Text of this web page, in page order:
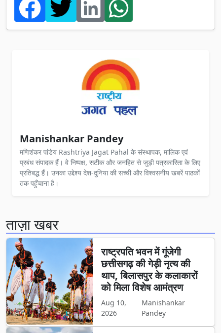
Manishankar Pandey
मणिशंकर पांडेय Rashtriya Jagat Pahal के संस्थापक, मालिक एवं
प्रबंध संपादक हैं। वे निष्पक्ष, सटीक और जनहित से जुड़ी पत्रकारिता के लिए
प्रतिबद्ध हैं। उनका उद्देश्य देश-दुनिया की सच्ची और विश्वसनीय खबरें पाठकों
तक पहुँचाना है।
ताज़ा खबर
राष्ट्रपति भवन में गूंजेगी
छत्तीसगढ़ की गेड़ी नृत्य की
थाप, बिलासपुर के कलाकारों
को मिला विशेष आमंत्रण
Aug 10,
2026
Manishankar
Pandey